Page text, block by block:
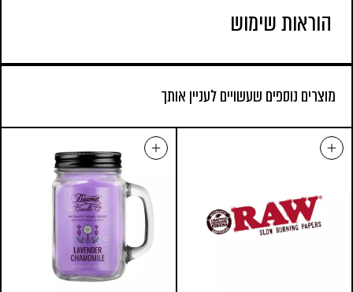
הוראות שימוש
מוצרים נוספים שעשויים לעניין אותך